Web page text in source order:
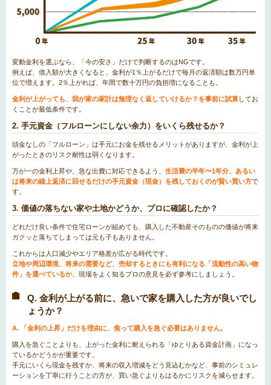
変動金利を選ぶなら、「今の安さ」だけで判断するのはNGです。
例えば、借入額が大きくなると、金利が1％上がるだけで毎月の返済額は数万円単
位で増えます。2％上がれば、年間で数十万円の負担増になることも。
金利が上がっても、我が家の家計は無理なく返していけるか？を事前に試算してお
くことが最低条件です。
2. 手元資金（フルローンにしない余力）をいくら残せるか？
頭金なしの「フルローン」は手元にお金を残せるメリットがありますが、金利が上
がったときのリスク耐性は弱くなります。
万が一の金利上昇や、急な出費に対応できるよう、 生活費の半年〜1年分、あるい
は将来の繰上返済に回せるだけの手元資金（現金）を残しておくのが賢い買い方で
す。
3. 価値の落ちない家や土地かどうか、プロに確認したか？
どれだけ良い条件で住宅ローンが組めても、購入した不動産そのものの価値が将来
ガクッと落ちてしまっては元も子もありません。
これからは人口減少やエリア格差が広がる時代です。
立地や周辺環境、将来の需要など、売却するときにも有利になる「流動性の高い物
件」を選べているか、 現場をよく知るプロの意見を必ず参考にしましょう。
Q. 金利が上がる前に、急いで家を購入した方が良いでし
ょうか？
A. 「金利の上昇」だけを理由に、焦って購入を急ぐ必要はありません。
購入を急ぐことよりも、上がった金利に耐えられる「ゆとりある資金計画」になっ
ているかどうかが重要です。
手元にいくら現金を残すか、将来の収入増減をどう見込むかなど、事前のシミュレ
ーションを丁寧に行うことの方が、買い急ぐよりもはるかにリスクを減らせます。